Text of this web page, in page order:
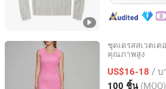
ชุดเดรสสเวตเ
คุณภาพสูง
US$16-18 / บ
100 ชิ้น (MOQ)
Sichuan Sustainable Garments Co.,
Sichuan, China อัตราจา